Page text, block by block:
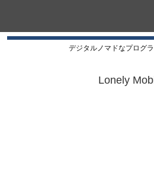
デジタルノマドなプログ
Lonely